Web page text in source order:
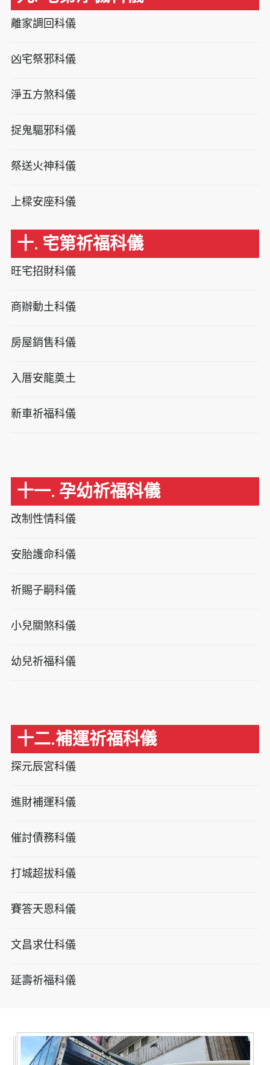
離家調回科儀
凶宅祭邪科儀
淨五方煞科儀
捉鬼驅邪科儀
祭送火神科儀
上樑安座科儀
十. 宅第祈福科儀
旺宅招財科儀
商辦動土科儀
房屋銷售科儀
入厝安龍奠土
新車祈福科儀
十一. 孕幼祈福科儀
改制性情科儀
安胎護命科儀
祈賜子嗣科儀
小兒關煞科儀
幼兒祈福科儀
十二.補運祈福科儀
探元辰宮科儀
進財補運科儀
催討債務科儀
打城超拔科儀
賽答天恩科儀
文昌求仕科儀
延壽祈福科儀